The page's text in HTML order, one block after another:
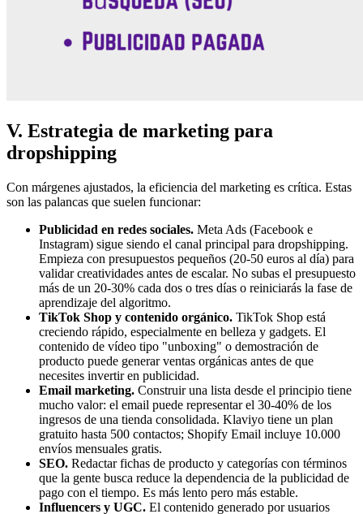
V. Estrategia de marketing para
dropshipping
Con márgenes ajustados, la eficiencia del marketing es crítica. Estas
son las palancas que suelen funcionar:
Publicidad en redes sociales. Meta Ads (Facebook e
Instagram) sigue siendo el canal principal para dropshipping.
Empieza con presupuestos pequeños (20-50 euros al día) para
validar creatividades antes de escalar. No subas el presupuesto
más de un 20-30% cada dos o tres días o reiniciarás la fase de
aprendizaje del algoritmo.
TikTok Shop y contenido orgánico. TikTok Shop está
creciendo rápido, especialmente en belleza y gadgets. El
contenido de vídeo tipo "unboxing" o demostración de
producto puede generar ventas orgánicas antes de que
necesites invertir en publicidad.
Email marketing. Construir una lista desde el principio tiene
mucho valor: el email puede representar el 30-40% de los
ingresos de una tienda consolidada. Klaviyo tiene un plan
gratuito hasta 500 contactos; Shopify Email incluye 10.000
envíos mensuales gratis.
SEO. Redactar fichas de producto y categorías con términos
que la gente busca reduce la dependencia de la publicidad de
pago con el tiempo. Es más lento pero más estable.
Influencers y UGC. El contenido generado por usuarios